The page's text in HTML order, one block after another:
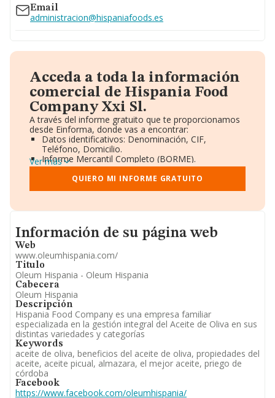
Email
administracion@hispaniafoods.es
Acceda a toda la información
comercial de Hispania Food
Company Xxi Sl.
A través del informe gratuito que te proporcionamos
desde Einforma, donde vas a encontrar:
Datos identificativos: Denominación, CIF,
Teléfono, Domicilio.
Informe Mercantil Completo (BORME).
Gráficos de Evolución Ventas y Empleados.
Consejo de Administración y Administradores.
Directivos y Ejecutivos.
Información oficial y registral complementaria.
Ver más
QUIERO MI INFORME GRATUITO
Informacion de su página web
Información de su página web
Web
www.oleumhispania.com/
Titulo
Oleum Hispania - Oleum Hispania
Cabecera
Oleum Hispania
Descripción
Hispania Food Company es una empresa familiar
especializada en la gestión integral del Aceite de Oliva en sus
distintas variedades y categorías
Keywords
aceite de oliva, beneficios del aceite de oliva, propiedades del
aceite, aceite picual, almazara, el mejor aceite, priego de
córdoba
Facebook
https://www.facebook.com/oleumhispania/